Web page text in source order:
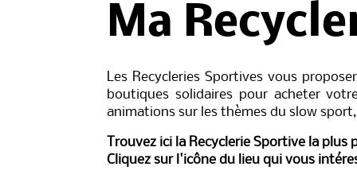
Ma
Les Recycleries Sportives vous
boutiques solidaires pour acheter
animations sur les thèmes du slow
Trouvez ici la Recyclerie Sportive la plus
Cliquez sur l'icône du lieu qui vous